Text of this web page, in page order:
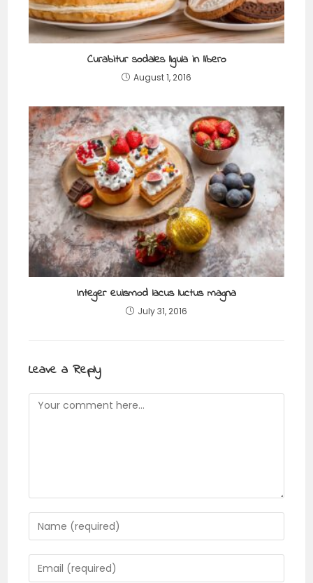
Curabitur sodales ligula in libero
August 1, 2016
Integer euismod lacus luctus magna
July 31, 2016
Leave a Reply